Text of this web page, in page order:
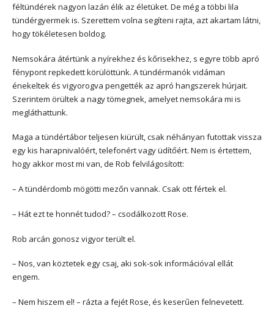
féltündérek nagyon lazán élik az életüket. De még a többi lila
tündérgyermek is. Szerettem volna segíteni rajta, azt akartam látni,
hogy tökéletesen boldog.
Nemsokára átértünk a nyírekhez és kőrisekhez, s egyre több apró
fénypont repkedett körülöttünk. A tündérmanók vidáman
énekeltek és vigyorogva pengették az apró hangszerek húrjait.
Szerintem örültek a nagy tömegnek, amelyet nemsokára mi is
megláthattunk.
Maga a tündértábor teljesen kiürült, csak néhányan futottak vissza
egy kis harapnivalóért, telefonért vagy üdítőért. Nem is értettem,
hogy akkor most mi van, de Rob felvilágosított:
– A tündérdomb mögötti mezőn vannak. Csak ott fértek el.
– Hát ezt te honnét tudod? – csodálkozott Rose.
Rob arcán gonosz vigyor terült el.
– Nos, van köztetek egy csaj, aki sok-sok információval ellát
engem.
– Nem hiszem el! – rázta a fejét Rose, és keserűen felnevetett.